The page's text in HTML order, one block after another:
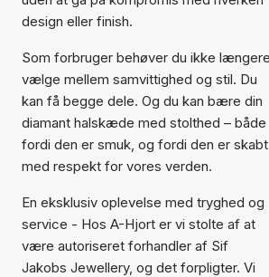
design eller finish.
Som forbruger behøver du ikke længere
vælge mellem samvittighed og stil. Du
kan få begge dele. Og du kan bære din
diamant halskæde med stolthed – både
fordi den er smuk, og fordi den er skabt
med respekt for vores verden.
En eksklusiv oplevelse med tryghed og
service - Hos A-Hjort er vi stolte af at
være autoriseret forhandler af Sif
Jakobs Jewellery, og det forpligter. Vi